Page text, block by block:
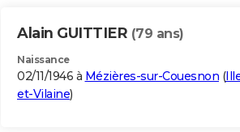
Alain GUITTIER (79 ans)
Naissance
02/11/1946 à Mézières-sur-Couesnon (
et-Vilaine)